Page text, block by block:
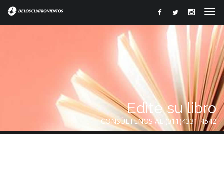
Edite su libro
CONSÚLTENOS AL (011)4331-4542